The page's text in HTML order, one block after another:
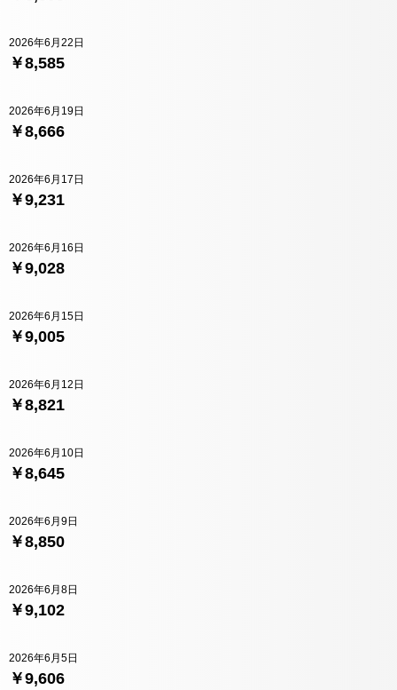
￥8,585
2026年6月22日
￥8,666
2026年6月19日
￥9,231
2026年6月17日
￥9,028
2026年6月16日
￥9,005
2026年6月15日
￥8,821
2026年6月12日
￥8,645
2026年6月10日
￥8,850
2026年6月9日
￥9,102
2026年6月8日
￥9,606
2026年6月5日